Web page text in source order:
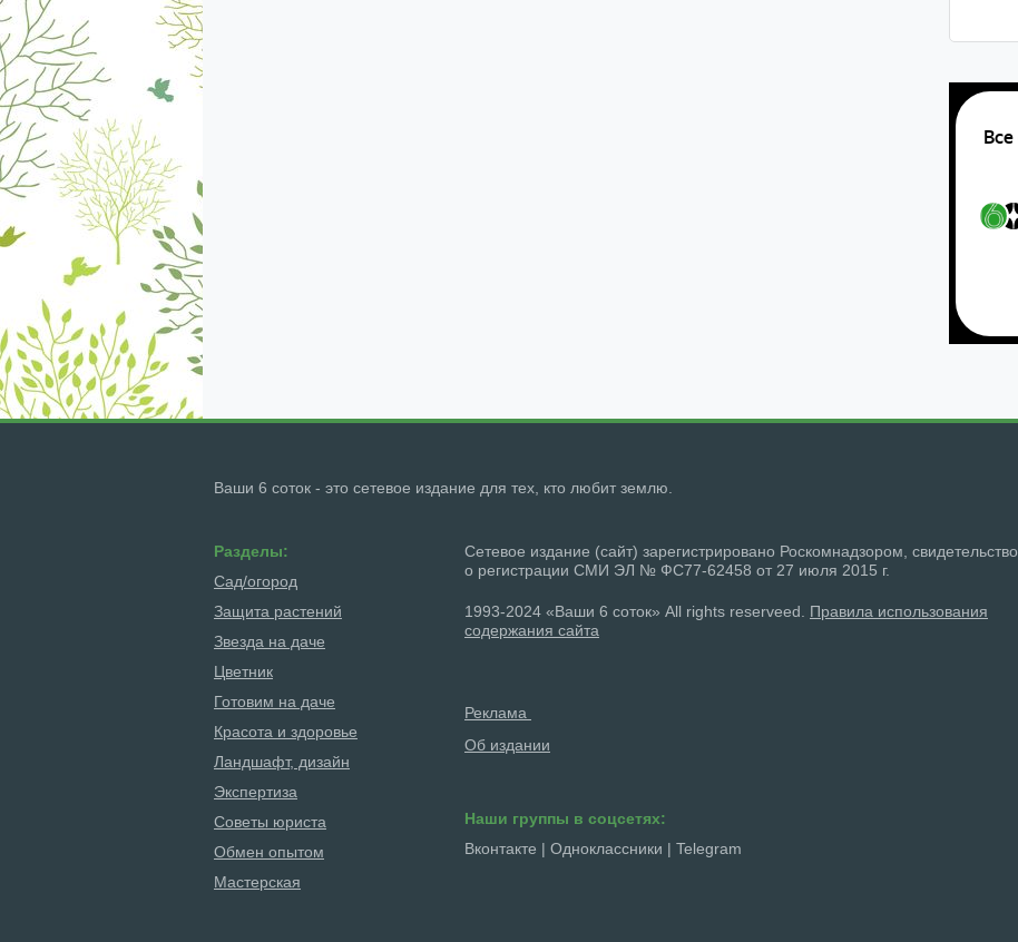
Ваши 6 соток - это сетевое издание для тех, кто любит землю.
Разделы:
Сад/огород
Защита растений
Звезда на даче
Цветник
Готовим на даче
Красота и здоровье
Ландшафт, дизайн
Экспертиза
Советы юриста
Обмен опытом
Мастерская
Сетевое издание (сайт) зарегистрировано Роскомнадзором, свидетельство
о регистрации СМИ ЭЛ № ФС77-62458 от 27 июля 2015 г.
1993-2024 «Ваши 6 соток» All rights reserveed. Правила использования
содержания сайта
Реклама
Об издании
Наши группы в соцсетях:
Вконтакте | Одноклассники | Telegram